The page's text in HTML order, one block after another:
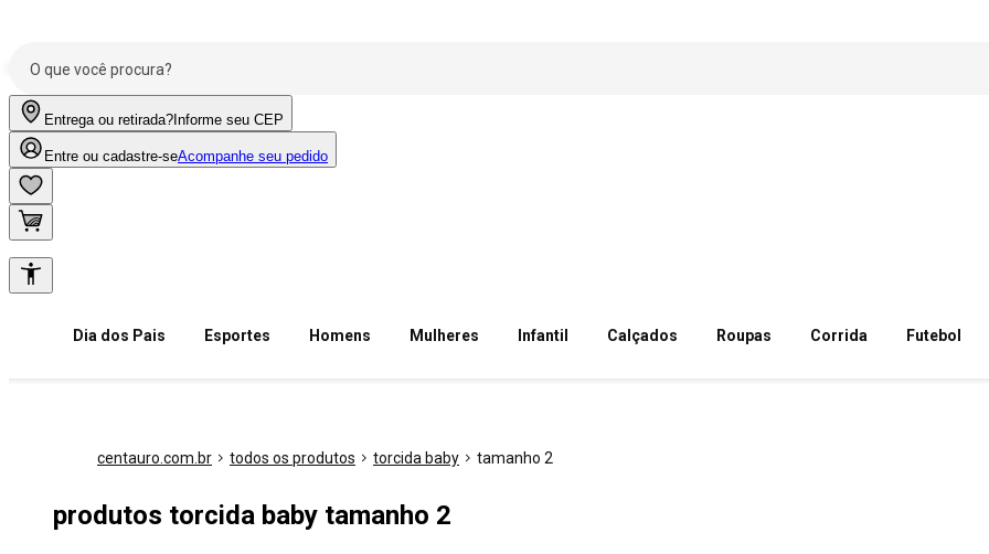
Entrega ou retirada? Informe seu CEP
Entre ou cadastre-seAcompanhe seu pedido
Dia dos Pais Esportes Homens Mulheres Infantil Calçados Roupas Corrida Futebol
centauro.com.br todos os produtos torcida baby tamanho 2
produtos torcida baby tamanho 2